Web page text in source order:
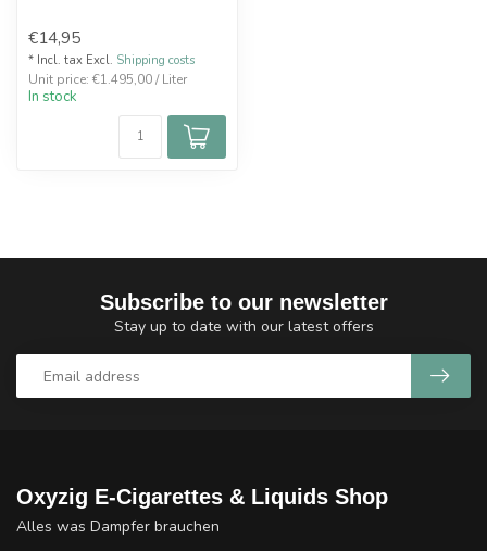
€14,95
* Incl. tax Excl. Shipping costs
Unit price: €1.495,00 / Liter
In stock
Subscribe to our newsletter
Stay up to date with our latest offers
Oxyzig E-Cigarettes & Liquids Shop
Alles was Dampfer brauchen